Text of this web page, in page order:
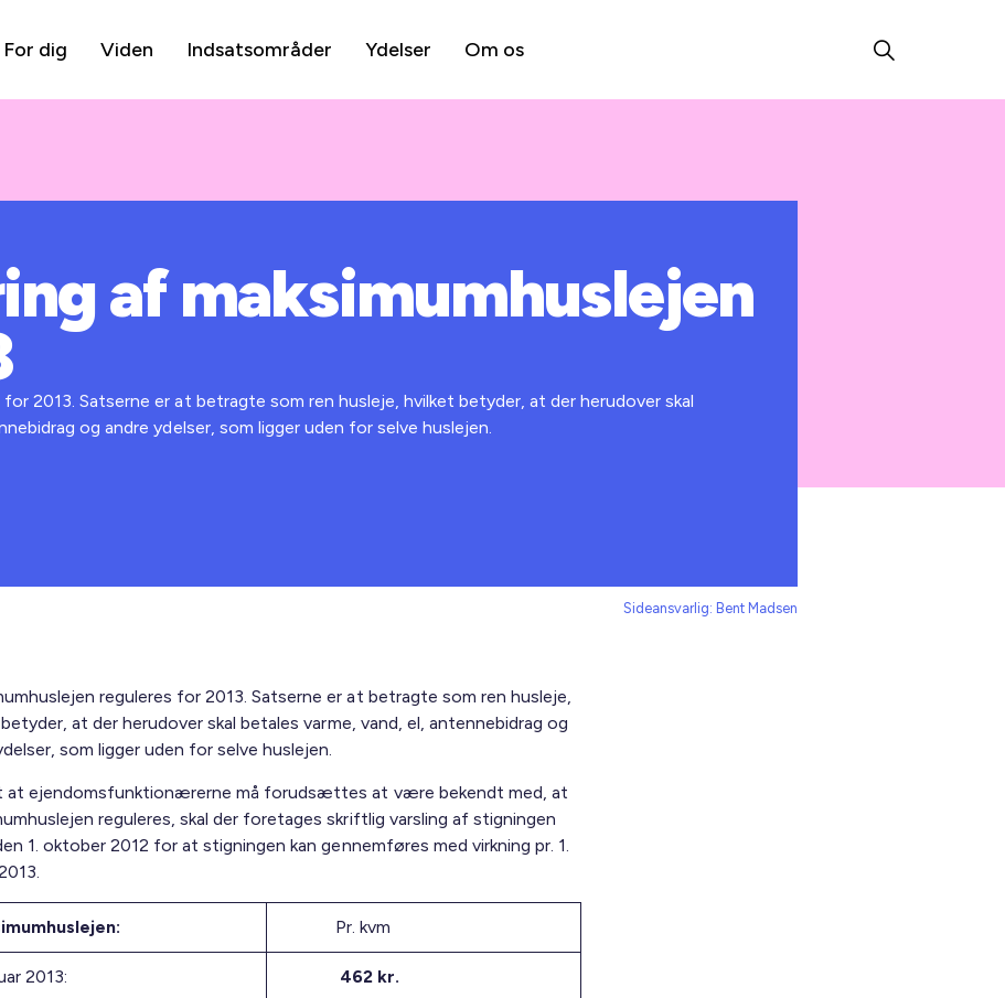
For dig Viden Indsatsområder Ydelser Om os
af maksimumhuslejen
for 2013. Satserne er at betragte som ren husleje, hvilket betyder, at der herudover skal
og andre ydelser, som ligger uden for selve huslejen.
Sideansvarlig: Bent Madsen
reguleres for 2013. Satserne er at betragte som ren husleje,
at der herudover skal betales varme, vand, el, antennebidrag og
som ligger uden for selve huslejen.
at ejendomsfunktionærerne må forudsættes at være bekendt med, at
reguleres, skal der foretages skriftlig varsling af stigningen
1. oktober 2012 for at stigningen kan gennemføres med virkning pr. 1.
Pr. kvm
2013: 462 kr.